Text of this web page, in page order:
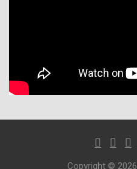
Copyright © 2026